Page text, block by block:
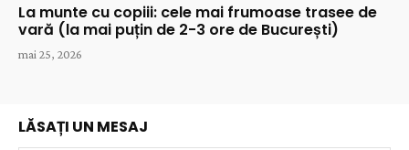
La munte cu copiii: cele mai frumoase trasee de
vară (la mai puțin de 2-3 ore de București)
mai 25, 2026
LĂSAȚI UN MESAJ